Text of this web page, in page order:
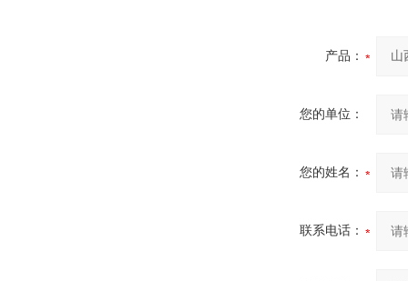
产品：
您的单位：
您的姓名：
联系电话：